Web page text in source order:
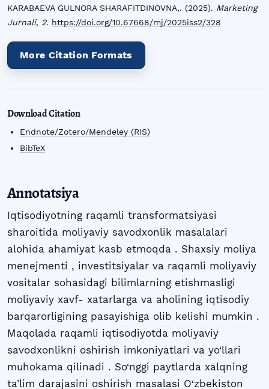
KARABAEVA GULNORA SHARAFITDINOVNA,. (2025). Marketing
Jurnali, 2. https://doi.org/10.67668/mj/2025iss2/328
More Citation Formats
Download Citation
Endnote/Zotero/Mendeley (RIS)
BibTeX
Annotatsiya
Iqtisodiyotning raqamli transformatsiyasi
sharoitida moliyaviy savodxonlik masalalari
alohida ahamiyat kasb etmoqda . Shaxsiy moliya
menejmenti , investitsiyalar va raqamli moliyaviy
vositalar sohasidagi bilimlarning etishmasligi
moliyaviy xavf- xatarlarga va aholining iqtisodiy
barqarorligining pasayishiga olib kelishi mumkin .
Maqolada raqamli iqtisodiyotda moliyaviy
savodxonlikni oshirish imkoniyatlari va yo‘llari
muhokama qilinadi . So‘nggi paytlarda xalqning
ta’lim darajasini oshirish masalasi O‘zbekiston